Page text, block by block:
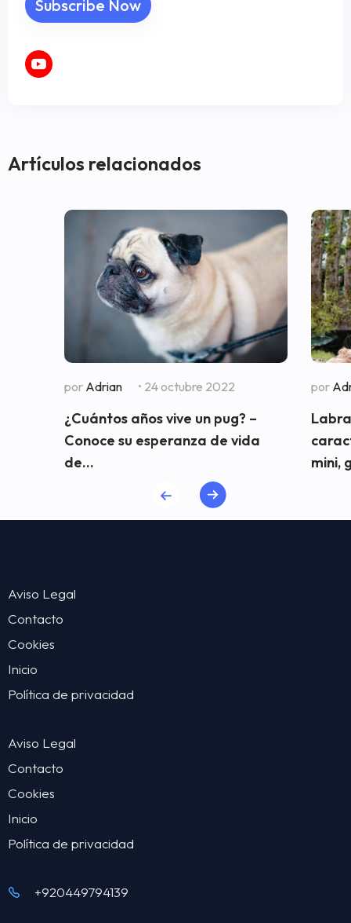
Artículos relacionados
por Adrian • 24 octubre 2022
¿Cuántos años vive un pug? –
Conoce su esperanza de vida
de...
por
mini,
Aviso Legal
Contacto
Cookies
Inicio
Política de privacidad
Aviso Legal
Contacto
Cookies
Inicio
Política de privacidad
+920449794139